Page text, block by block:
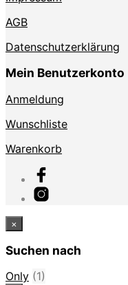
AGB
Datenschutzerklärung
Mein Benutzerkonto
Anmeldung
Wunschliste
Warenkorb
×
Suchen nach
Only (1)